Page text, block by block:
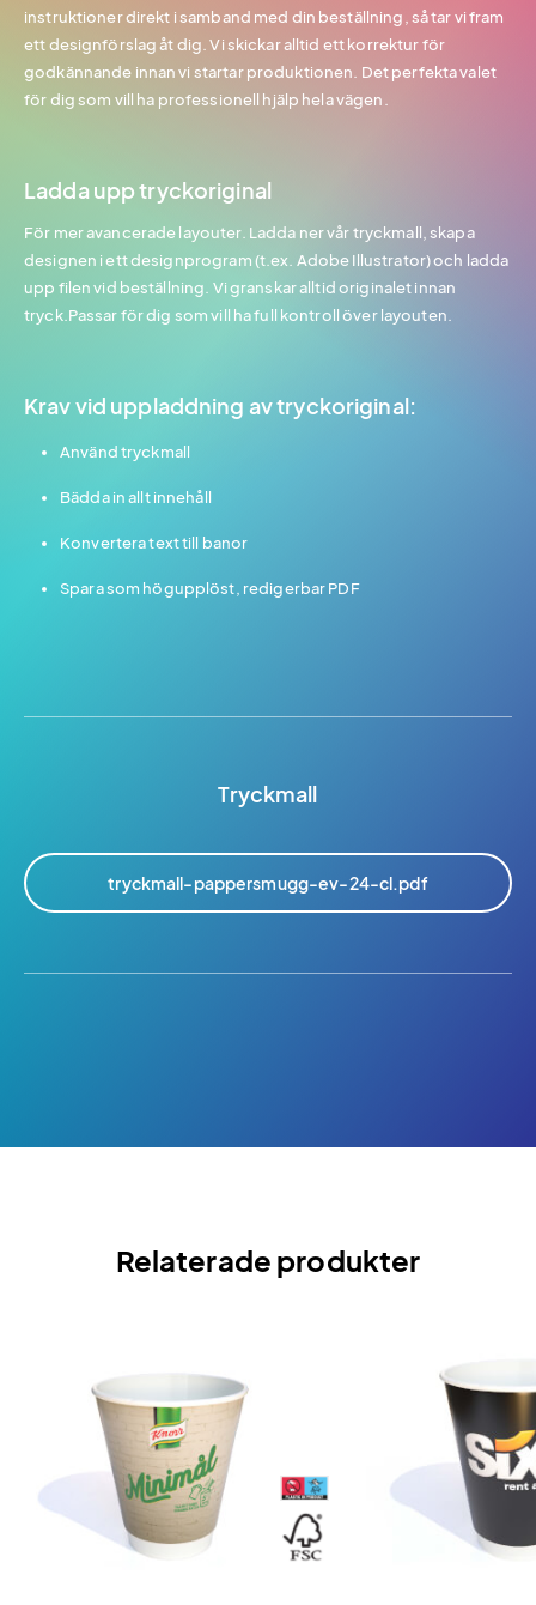
instruktioner direkt i samband med din beställning, så tar vi fram
ett designförslag åt dig. Vi skickar alltid ett korrektur för
godkännande innan vi startar produktionen. Det perfekta valet
för dig som vill ha professionell hjälp hela vägen.
Ladda upp tryckoriginal
För mer avancerade layouter. Ladda ner vår tryckmall, skapa
designen i ett designprogram (t.ex. Adobe Illustrator) och ladda
upp filen vid beställning. Vi granskar alltid originalet innan
tryck.Passar för dig som vill ha full kontroll över layouten.
Krav vid uppladdning av tryckoriginal:
Använd tryckmall
Bädda in allt innehåll
Konvertera text till banor
Spara som högupplöst, redigerbar PDF
Tryckmall
tryckmall-pappersmugg-ev-24-cl.pdf
Relaterade produkter